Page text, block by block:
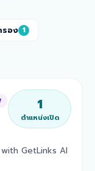
รอง 1
1
ตำแหน่งเปิด
GetLinks AI